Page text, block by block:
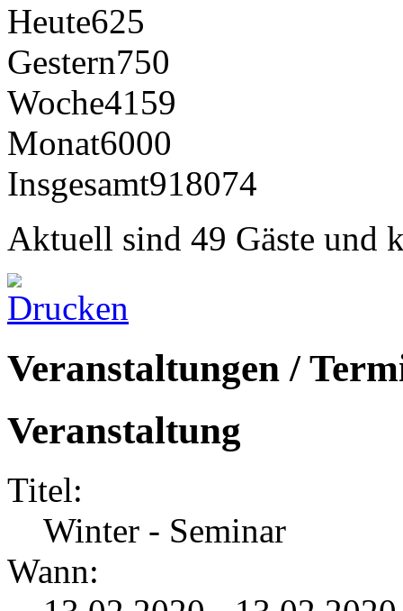
Heute625
Gestern750
Woche4159
Monat6000
Insgesamt918074
Aktuell sind 49 Gäste und
Veranstaltungen /
Veranstaltung
Titel:
Winter - Seminar
Wann: